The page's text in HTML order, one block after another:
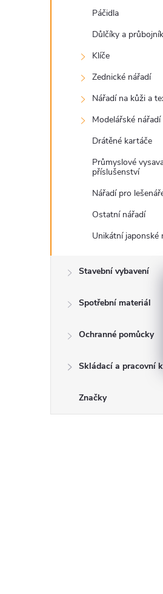
Páčidla
Důlčíky a
Klíče
Zednické nářadí
Nářadí na kůži a
Modelářské nářadí
Drátěné kartáče
Průmyslové
příslušenství
Nářadí pro
Ostatní nářadí
Unikátní japonské
Stavební vybavení
Spotřební materiál
Ochranné pomůcky
Skládací a pracovní
Značky